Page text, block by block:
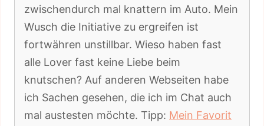
zwischendurch mal knattern im Auto. Mein
Wusch die Initiative zu ergreifen ist
fortwähren unstillbar. Wieso haben fast
alle Lover fast keine Liebe beim
knutschen? Auf anderen Webseiten habe
ich Sachen gesehen, die ich im Chat auch
mal austesten möchte. Tipp: Mein Favorit